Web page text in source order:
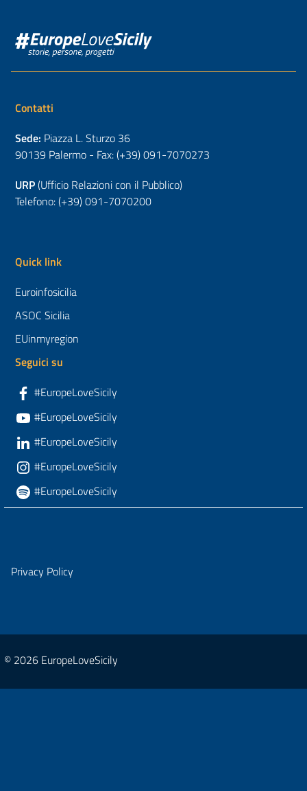
Contatti
Sede: Piazza L. Sturzo 36
90139 Palermo - Fax: (+39) 091-7070273
URP(Ufficio Relazioni con il Pubblico)
Telefono: (+39) 091-7070200
Quick link
Euroinfosicilia
ASOC Sicilia
EUinmyregion
Seguici su
#EuropeLoveSicily
#EuropeLoveSicily
#EuropeLoveSicily
#EuropeLoveSicily
#EuropeLoveSicily
Privacy Policy
© 2026 EuropeLoveSicily